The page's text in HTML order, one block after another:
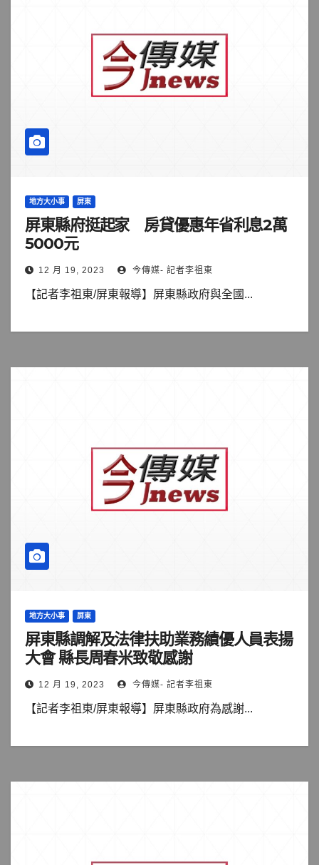
地方大小事 屏東
屏東縣府挺起家 房貸優惠年省利息2萬
5000元
12 月 19, 2023 今傳媒- 記者李祖東
【記者李祖東/屏東報導】屏東縣政府與全國...
地方大小事 屏東
屏東縣調解及法律扶助業務績優人員表揚
大會 縣長周春米致敬感謝
12 月 19, 2023 今傳媒- 記者李祖東
【記者李祖東/屏東報導】屏東縣政府為感謝...